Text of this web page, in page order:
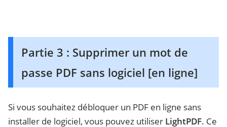
Partie 3 : Supprimer un mot de
passe PDF sans logiciel [en ligne]
Si vous souhaitez débloquer un PDF en ligne sans
installer de logiciel, vous pouvez utiliser LightPDF. Ce